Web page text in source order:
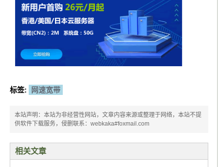
标签: 网速宽带
本站声明：本站为非经营性网站，文章内容来源或整理于网络，本站不提
供软件下载服务，侵删联系：webkaka#foxmail.com
相关文章